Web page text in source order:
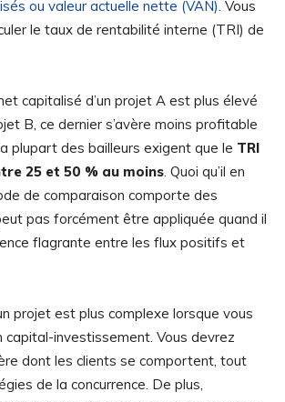
ou valeur actuelle nette (VAN). Vous
le taux de rentabilité interne (TRI) de
capitalisé d’un projet A est plus élevé
B, ce dernier s’avère moins profitable
plupart des bailleurs exigent que le TRI
25 et 50 % au moins. Quoi qu’il en
de comparaison comporte des
pas forcément être appliquée quand il
flagrante entre les flux positifs et
projet est plus complexe lorsque vous
investissement. Vous devrez
dont les clients se comportent, tout
de la concurrence. De plus,